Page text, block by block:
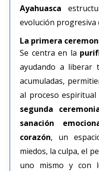
Ayahuasca
evolución progresiva
La primera
Se centra en la
ayudando a liberar
acumuladas,
al proceso espiritual
segunda
sanación
corazón, un
miedos, la culpa, el
uno mismo y con